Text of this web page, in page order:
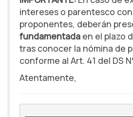
intereses o parentesco
proponentes, deberán
fundamentada en el plazo
tras conocer la nómina de
conforme al Art. 41 del DS
Atentamente,